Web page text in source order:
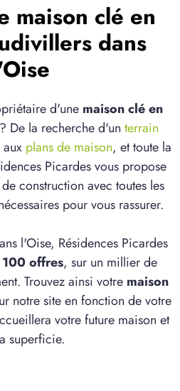
maison clé en
dans
d'une maison clé en
? De la recherche d'un terrain
aux plans de maison, et toute la
Picardes vous propose
construction avec toutes les
pour vous rassurer.
l'Oise, Résidences Picardes
100 offres, sur un millier de
Trouvez ainsi votre maison
notre site en fonction de votre
votre future maison et
superficie.